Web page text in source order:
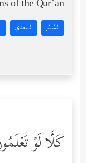
of the Qur’an:
المُيسَّر السعدي
كَلَّا لَوۡ